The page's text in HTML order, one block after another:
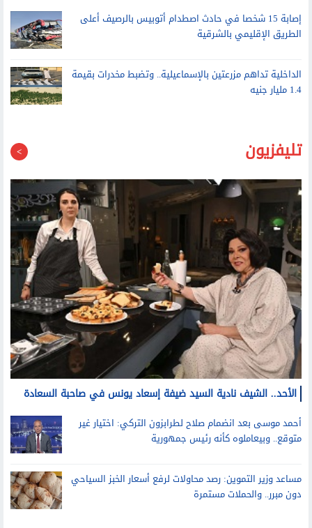
إصابة 15 شخصا في حادث اصطدام أتوبيس بالرصيف أعلى
الطريق الإقليمي بالشرقية
الداخلية تداهم مزرعتين بالإسماعيلية.. وتضبط مخدرات بقيمة
1.4 مليار جنيه
تليفزيون
الأحد.. الشيف نادية السيد ضيفة إسعاد يونس في صاحبة السعادة
أحمد موسى بعد انضمام صلاح لطرابزون التركي: اختيار غير
متوقع.. وبيعاملوه كأنه رئيس جمهورية
مساعد وزير التموين: رصد محاولات لرفع أسعار الخبز السياحي
دون مبرر.. والحملات مستمرة